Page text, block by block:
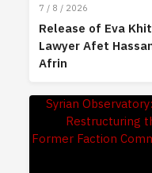
7 / 8 / 2026
Release of Eva
Lawyer Afet
Afrin